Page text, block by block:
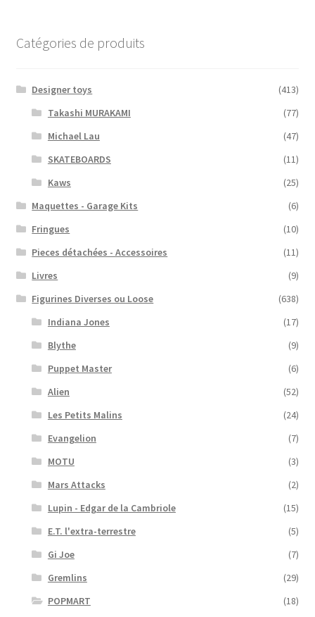
Catégories de produits
Designer toys
(413)
Takashi MURAKAMI
(77)
Michael Lau
(47)
SKATEBOARDS
(11)
Kaws
(25)
Maquettes - Garage Kits
(6)
Fringues
(10)
Pieces détachées - Accessoires
(11)
Livres
(9)
Figurines Diverses ou Loose
(638)
Indiana Jones
(17)
Blythe
(9)
Puppet Master
(6)
Alien
(52)
Les Petits Malins
(24)
Evangelion
(7)
MOTU
(3)
Mars Attacks
(2)
Lupin - Edgar de la Cambriole
(15)
E.T. l'extra-terrestre
(5)
Gi Joe
(7)
Gremlins
(29)
POPMART
(18)